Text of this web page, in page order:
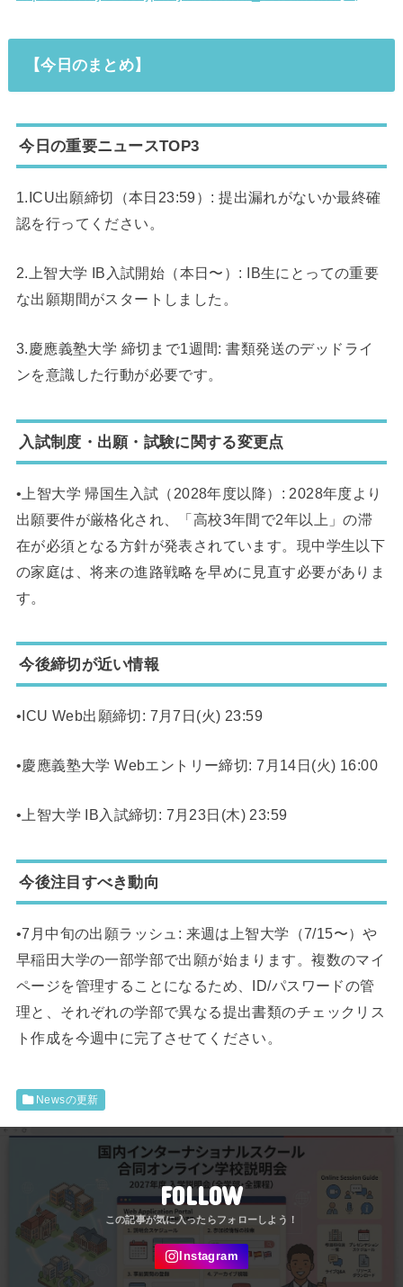
【今日のまとめ】
今日の重要ニュースTOP3
1.ICU出願締切（本日23:59）: 提出漏れがないか最終確
認を行ってください。
2.上智大学 IB入試開始（本日〜）: IB生にとっての重要
な出願期間がスタートしました。
3.慶應義塾大学 締切まで1週間: 書類発送のデッドライ
ンを意識した行動が必要です。
入試制度・出願・試験に関する変更点
•上智大学 帰国生入試（2028年度以降）: 2028年度より
出願要件が厳格化され、「高校3年間で2年以上」の滞
在が必須となる方針が発表されています。現中学生以下
の家庭は、将来の進路戦略を早めに見直す必要がありま
す。
今後締切が近い情報
•ICU Web出願締切: 7月7日(火) 23:59
•慶應義塾大学 Webエントリー締切: 7月14日(火) 16:00
•上智大学 IB入試締切: 7月23日(木) 23:59
今後注目すべき動向
•7月中旬の出願ラッシュ: 来週は上智大学（7/15〜）や
早稲田大学の一部学部で出願が始まります。複数のマイ
ページを管理することになるため、ID/パスワードの管
理と、それぞれの学部で異なる提出書類のチェックリス
ト作成を今週中に完了させてください。
Newsの更新
FOLLOW